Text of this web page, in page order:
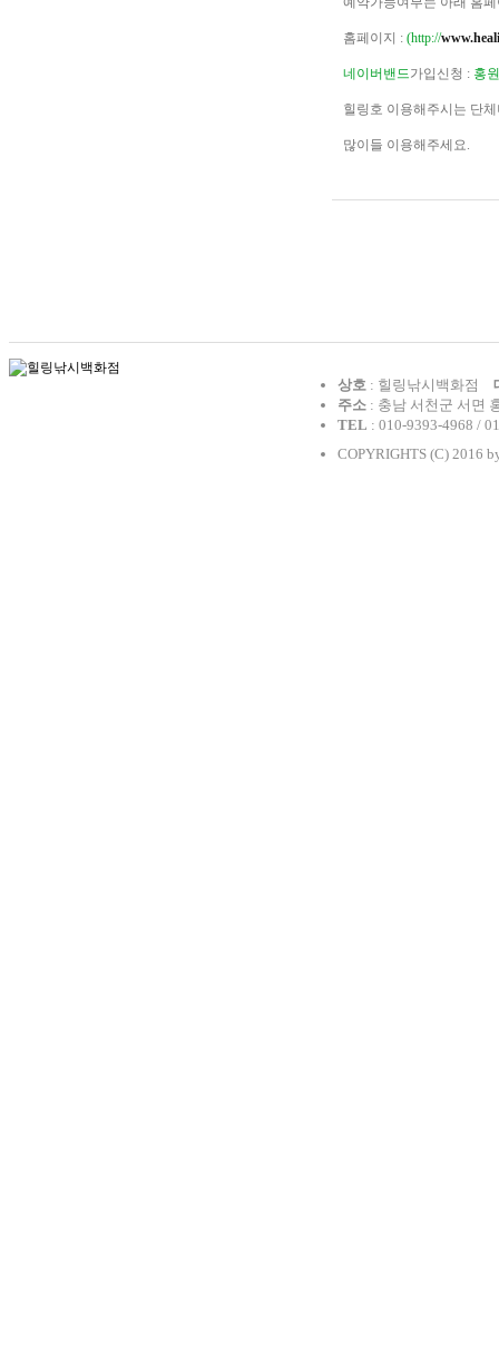
홈페이지 : (http://
네이버밴드가입신청 : 홍
힐링호 이용해주시는 단
많이들 이용해주세요.
상호 : 힐링낚시백화점
주소 : 충남 서천군 서면
TEL : 010-9393-4968 /
COPYRIGHTS (C) 2016